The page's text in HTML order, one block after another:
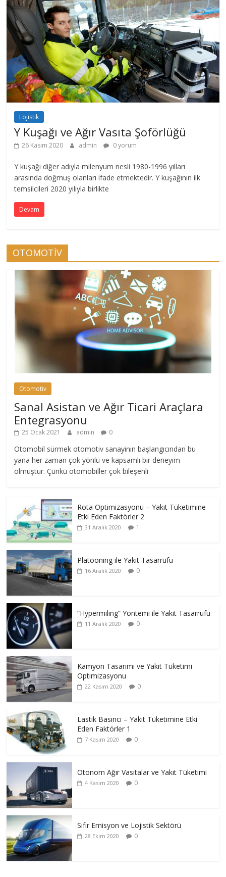
Lojistik
Y Kuşağı ve Ağır Vasıta Şoförlüğü
26 Kasım 2020 admin 0 yorum
Y kuşağı diğer adıyla milenyum nesli 1980-1996 yılları
arasında doğmuş olanları ifade etmektedir. Y kuşağının ilk
temsilcileri 2020 yılıyla birlikte
Devam
OTOMOTİV
Otomotiv
Sanal Asistan ve Ağır Ticari Araçlara
Entegrasyonu
25 Ocak 2021 admin 0
Otomobil sürmek otomotiv sanayinin başlangıcından bu
yana her zaman çok yönlü ve kapsamlı bir deneyim
olmuştur. Çünkü otomobiller çok bileşenli
Rota Optimizasyonu – Yakıt Tüketimine
Etki Eden Faktörler 2
31 Aralık 2020 1
Platooning ile Yakıt Tasarrufu
16 Aralık 2020 0
“Hypermiling” Yöntemi ile Yakıt Tasarrufu
11 Aralık 2020 0
Kamyon Tasarımı ve Yakıt Tüketimi
Optimizasyonu
22 Kasım 2020 0
Lastik Basıncı – Yakıt Tüketimine Etki
Eden Faktörler 1
7 Kasım 2020 0
Otonom Ağır Vasıtalar ve Yakıt Tüketimi
4 Kasım 2020 0
Sıfır Emisyon ve Lojistik Sektörü
28 Ekim 2020 0